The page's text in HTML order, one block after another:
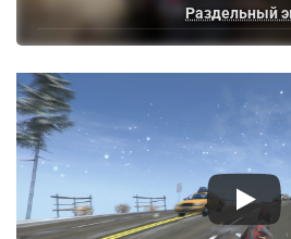
Раздельный